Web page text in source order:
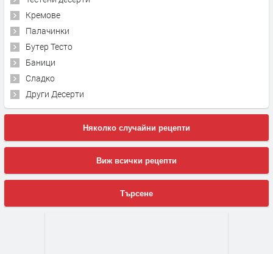
Кремове
Палачинки
Бутер Тесто
Баници
Сладко
Други Десерти
Няколко случайни рецепти
Виж всички рецепти
Търсене